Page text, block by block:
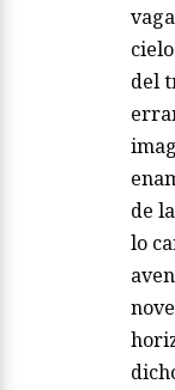
del
de
lo